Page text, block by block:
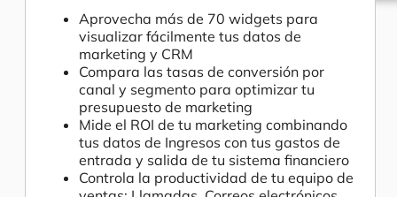
Aprovecha más de 70 widgets para
visualizar fácilmente tus datos de
marketing y CRM
Compara las tasas de conversión por
canal y segmento para optimizar tu
presupuesto de marketing
Mide el ROI de tu marketing combinando
tus datos de Ingresos con tus gastos de
entrada y salida de tu sistema financiero
Controla la productividad de tu equipo de